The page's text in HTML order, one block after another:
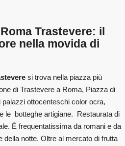
Trastevere: il
nella movida di
si trova nella piazza più
di Trastevere a Roma, Piazza di
ottocenteschi color ocra,
le botteghe artigiane. Restaurata di
È frequentatissima da romani e da
della notte. Oltre al mercato di frutta